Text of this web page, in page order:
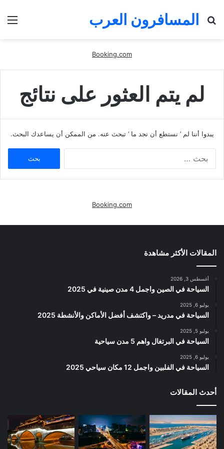
المسافرون العرب
Booking.com
لم يتم العثور على نتائج
يبدوا أننا لم ’ نستطع أن نجد ما ’ تبحث عنه. من الممكن أن يساعدك البحث.
Booking.com
المقالات الأكثر مشاهدة
أغسطس 3, 2026
السياحة في الصين واجمل 4 مدن صينية في 2025
يوليو 6, 2025
السياحة في مدريد – واكتشف أفضل الأماكن والأنشطة 2025
يوليو 5, 2025
السياحة في البرتغال واهم 5 مدن سياحية
يوليو 6, 2025
السياحة في الفلبين واجمل 12 مكان سياحي 2025
أحدث المقالات